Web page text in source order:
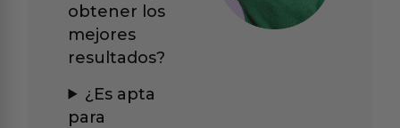
obtener los
mejores
resultados?
¿Es apta
para